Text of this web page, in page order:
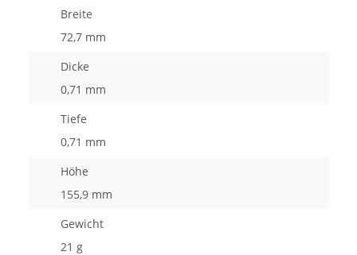
Breite
72,7 mm
Dicke
0,71 mm
Tiefe
0,71 mm
Höhe
155,9 mm
Gewicht
21 g